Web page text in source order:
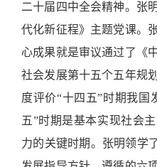
二十届四中全会精神。张
代化新征程》主题党课。
心成果就是审议通过了《
社会发展第十五个五年规
度评价“十四五”时期我国
五”时期是基本实现社会
力的关键时期。张明领学